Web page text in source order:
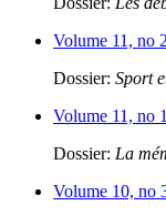
Volume 11, no
Dossier: Sport
Volume 11, no
Dossier: La
Volume 10, no